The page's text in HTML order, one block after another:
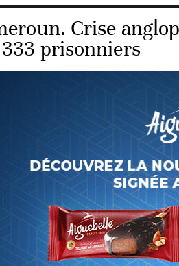
Crise
prisonniers
recommande
2) de la loi portant
la loi de finances fixe, sur
de l’État affectée à la
ont-ils proposé
territoriales